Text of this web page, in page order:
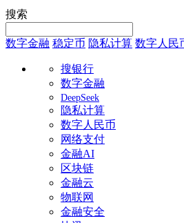
搜索
数字金融 稳定币 隐私计算 数字人民
搜银行
数字金融
DeepSeek
隐私计算
数字人民币
网络支付
金融AI
区块链
金融云
物联网
金融安全